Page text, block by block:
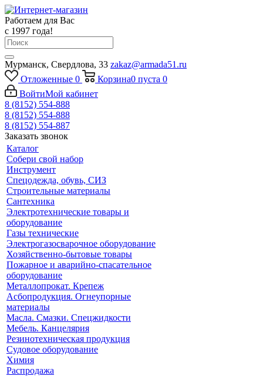
Работаем для Вас
с 1997 года!
Мурманск, Свердлова, 33 zakaz@armada51.ru
Отложенные 0 Корзина0 пуста 0
ВойтиМой кабинет
8 (8152) 554-888
8 (8152) 554-888
8 (8152) 554-887
Заказать звонок
Каталог
Собери свой набор
Инструмент
Спецодежда, обувь, СИЗ
Строительные материалы
Сантехника
Электротехнические товары и
оборудование
Газы технические
Электрогазосварочное оборудование
Хозяйственно-бытовые товары
Пожарное и аварийно-спасательное
оборудование
Металлопрокат. Крепеж
Асбопродукция. Огнеупорные
материалы
Масла. Смазки. Спецжидкости
Мебель. Канцелярия
Резинотехническая продукция
Судовое оборудование
Химия
Распродажа